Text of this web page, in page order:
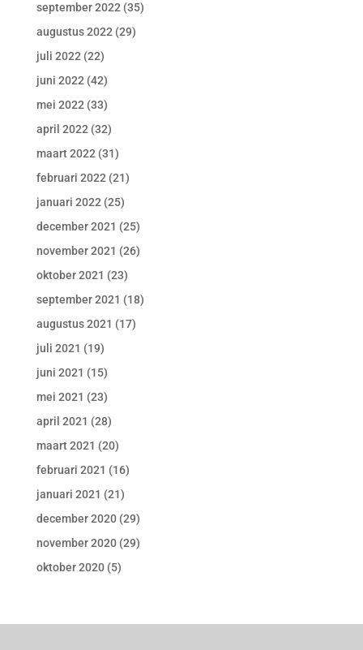
september 2022 (35)
augustus 2022 (29)
juli 2022 (22)
juni 2022 (42)
mei 2022 (33)
april 2022 (32)
maart 2022 (31)
februari 2022 (21)
januari 2022 (25)
december 2021 (25)
november 2021 (26)
oktober 2021 (23)
september 2021 (18)
augustus 2021 (17)
juli 2021 (19)
juni 2021 (15)
mei 2021 (23)
april 2021 (28)
maart 2021 (20)
februari 2021 (16)
januari 2021 (21)
december 2020(29)
november 2020(29)
oktober 2020(5)